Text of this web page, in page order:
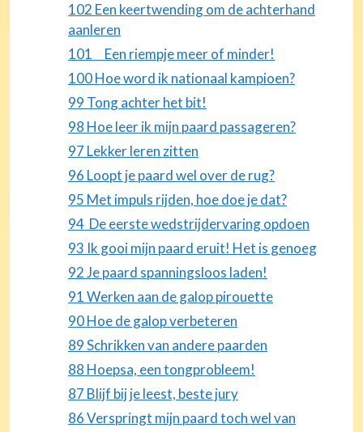
102 Een keertwending om de achterhand
aanleren
101 Een riempje meer of minder!
100 Hoe word ik nationaal kampioen?
99 Tong achter het bit!
98 Hoe leer ik mijn paard passageren?
97 Lekker leren zitten
96 Loopt je paard wel over de rug?
95 Met impuls rijden, hoe doe je dat?
94 De eerste wedstrijdervaring opdoen
93 Ik gooi mijn paard eruit! Het is genoeg
92 Je paard spanningsloos laden!
91 Werken aan de galop pirouette
90 Hoe de galop verbeteren
89 Schrikken van andere paarden
88 Hoepsa, een tongprobleem!
87 Blijf bij je leest, beste jury
86 Verspringt mijn paard toch wel van